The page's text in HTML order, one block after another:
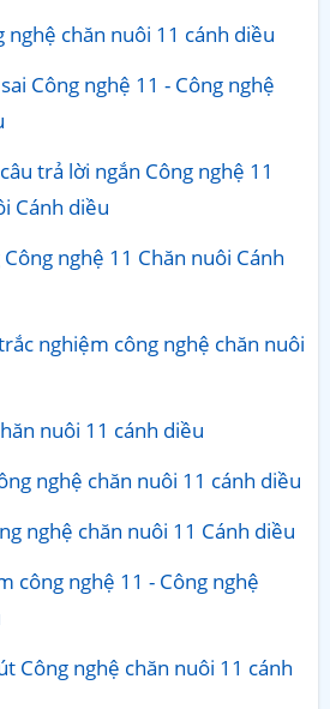
nghệ chăn nuôi 11 cánh diều
Công nghệ 11 - Công nghệ
trả lời ngắn Công nghệ 11
Cánh diều
nghệ 11 Chăn nuôi Cánh
nghiệm công nghệ chăn nuôi
nuôi 11 cánh diều
nghệ chăn nuôi 11 cánh diều
nghệ chăn nuôi 11 Cánh diều
công nghệ 11 - Công nghệ
Công nghệ chăn nuôi 11 cánh